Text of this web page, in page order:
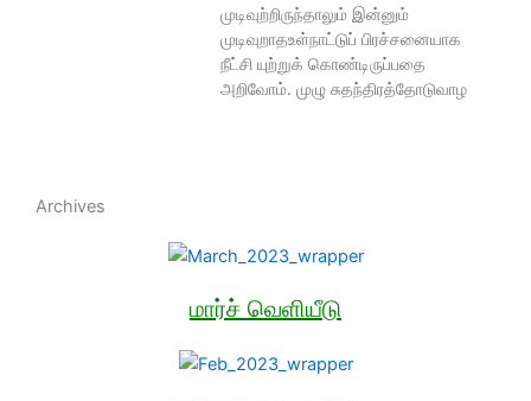
முடிவுற்றிருந்தாலும் இன்னும்
முடிவுறாதஉள்நாட்டுப் பிரச்சனையாக
நீட்சி யுற்றுக் கொண்டிருப்பதை
அறிவோம். முழு சுதந்திரத்தோடுவாழ
Archives
மார்ச் வெளியீடு